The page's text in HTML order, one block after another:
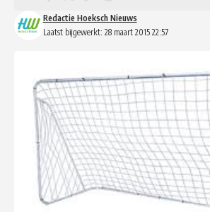
Laatst bijgewerkt: 28 maart 2015 22:57
Redactie Hoeksch Nieuws